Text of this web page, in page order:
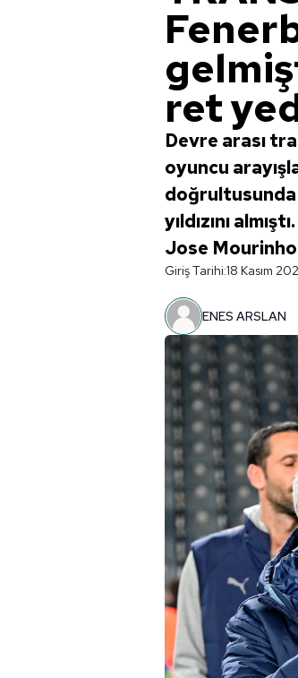
ret
Devre arası
oyuncu
doğrultusunda
yıldızını
Jose
Giriş Tarihi:18 Kasım
ENES ARSLAN